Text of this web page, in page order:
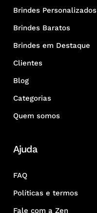
Brindes Personalizados
Brindes Baratos
Brindes em Destaque
Clientes
Blog
Categorias
Quem somos
Ajuda
FAQ
Políticas e termos
Fale com a Zen